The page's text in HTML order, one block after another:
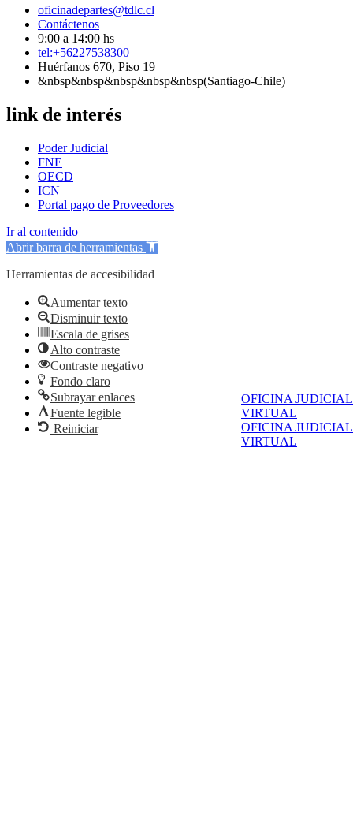
OFICINA JUDICIAL
VIRTUAL
OFICINA JUDICIAL
VIRTUAL
oficinadepartes@tdlc.cl
Contáctenos
9:00 a 14:00 hs
tel:+56227538300
Huérfanos 670, Piso 19
&nbsp&nbsp&nbsp&nbsp&nbsp(Santiago-Chile)
link de interés
Poder Judicial
FNE
OECD
ICN
Portal pago de Proveedores
Ir al contenido
Abrir barra de herramientas
Herramientas de accesibilidad
Aumentar texto
Disminuir texto
Escala de grises
Alto contraste
Contraste negativo
Fondo claro
Subrayar enlaces
Fuente legible
Reiniciar